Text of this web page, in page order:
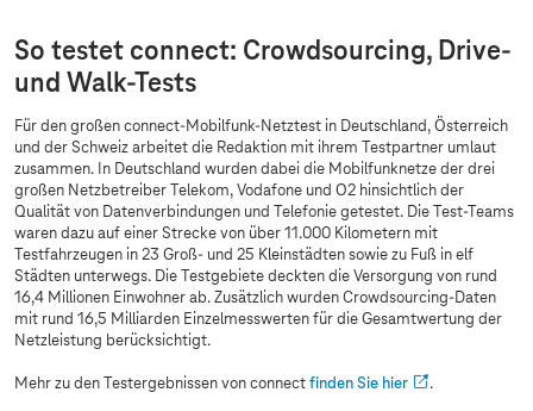
So testet connect: Crowdsourcing, Drive-
und Walk-Tests
Für den großen connect-Mobilfunk-Netztest in Deutschland, Österreich
und der Schweiz arbeitet die Redaktion mit ihrem Testpartner umlaut
zusammen. In Deutschland wurden dabei die Mobilfunknetze der drei
großen Netzbetreiber Telekom, Vodafone und O2 hinsichtlich der
Qualität von Datenverbindungen und Telefonie getestet. Die Test-Teams
waren dazu auf einer Strecke von über 11.000 Kilometern mit
Testfahrzeugen in 23 Groß- und 25 Kleinstädten sowie zu Fuß in elf
Städten unterwegs. Die Testgebiete deckten die Versorgung von rund
16,4 Millionen Einwohner ab. Zusätzlich wurden Crowdsourcing-Daten
mit rund 16,5 Milliarden Einzelmesswerten für die Gesamtwertung der
Netzleistung berücksichtigt.
Mehr zu den Testergebnissen von connect finden Sie hier .